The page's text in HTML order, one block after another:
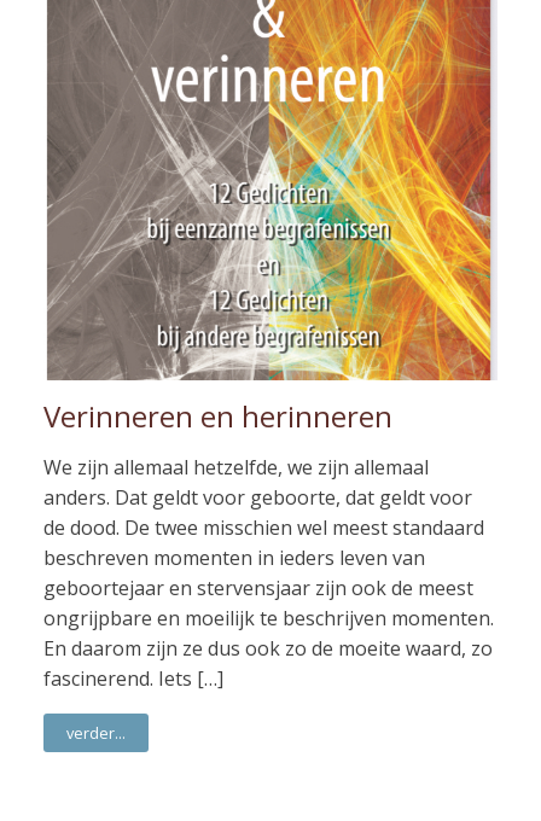
Verinneren en herinneren
We zijn allemaal hetzelfde, we zijn allemaal
anders. Dat geldt voor geboorte, dat geldt voor
de dood. De twee misschien wel meest standaard
beschreven momenten in ieders leven van
geboortejaar en stervensjaar zijn ook de meest
ongrijpbare en moeilijk te beschrijven momenten.
En daarom zijn ze dus ook zo de moeite waard, zo
fascinerend. Iets […]
verder...